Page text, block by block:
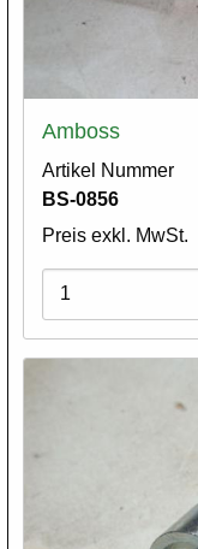
Amboss
Artikel Nummer
BS-0856
Preis exkl. MwSt.
Varianten